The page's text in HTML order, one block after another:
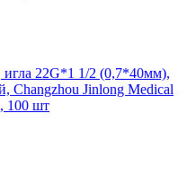
22G*1 1/2 (0,7*40мм),
Changzhou Jinlong Medical
100 шт